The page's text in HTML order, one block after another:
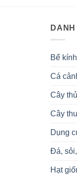
Bể kính
Cá
Cây
Cây
Dụng
Đá,
Hạt